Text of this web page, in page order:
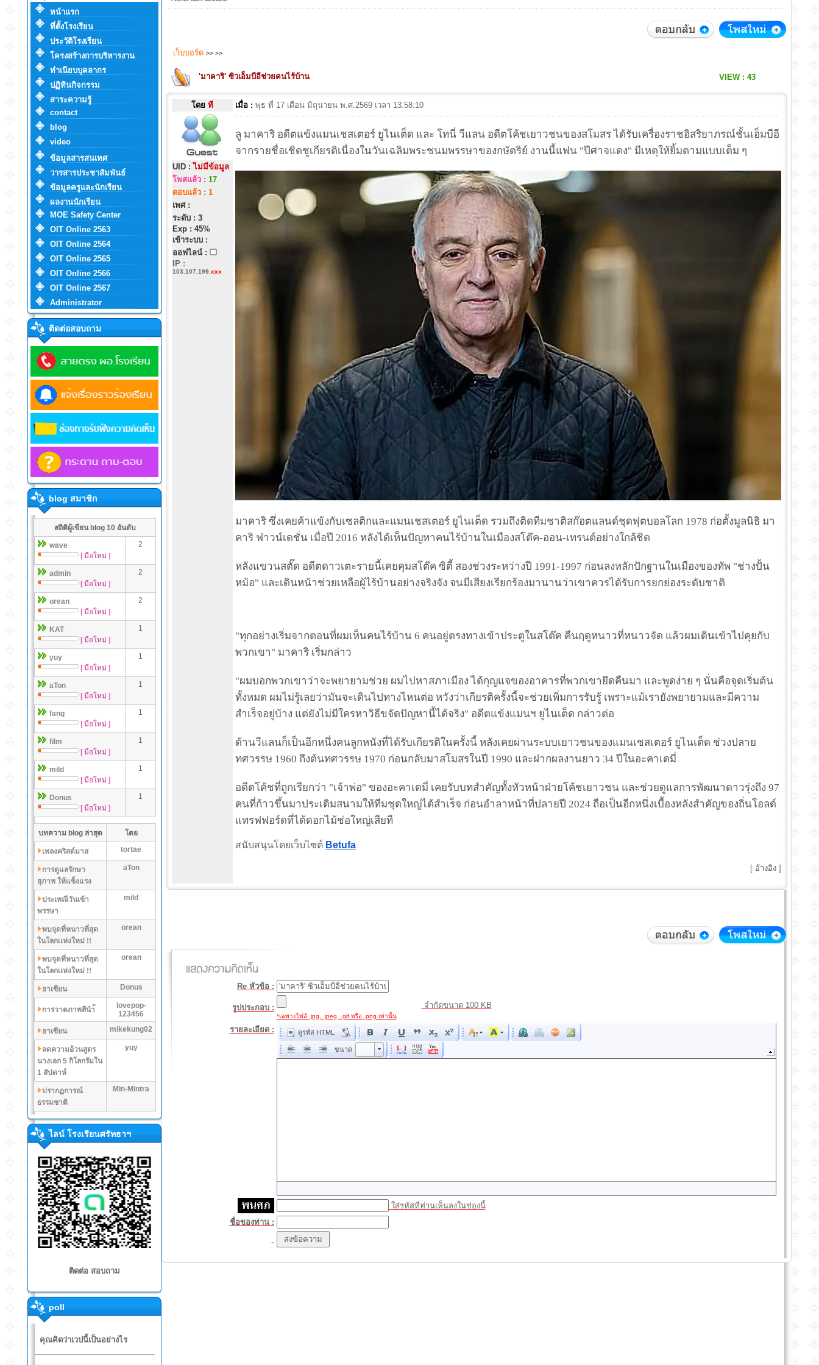
หน้าแรก
ที่ตั้งโรงเรียน
ประวัติโรงเรียน
โครงสร้างการบริหารงาน
ทำเนียบบุคลากร
ปฏิทินกิจกรรม
สาระความรู้
contact
blog
video
ข้อมูลสารสนเทศ
วารสารประชาสัมพันธ์
ข้อมูลครูและนักเรียน
ผลงานนักเรียน
MOE Safety Center
OIT Online 2563
OIT Online 2564
OIT Online 2565
OIT Online 2566
OIT Online 2567
Administrator
ติดต่อสอบถาม
blog สมาชิก
สถิติผู้เขียน blog 10 อันดับ
wave
[ มือใหม่ ]
2
admin
[ มือใหม่ ]
2
orean
[ มือใหม่ ]
2
KAT
[ มือใหม่ ]
1
yuy
[ มือใหม่ ]
1
aTon
[ มือใหม่ ]
1
fang
[ มือใหม่ ]
1
film
[ มือใหม่ ]
1
mild
[ มือใหม่ ]
1
Donus
[ มือใหม่ ]
1
บทความ blog ล่าสุด โดย
เพลงคริสต์มาส tortae
การดูแลรักษา
สุภาพ ให้แข็งแรง
aTon
ประเพณีวันเข้า
พรรษา
mild
พบจุดที่หนาวที่สุด
ในโลกเเห่งใหม่ !!
orean
พบจุดที่หนาวที่สุด
ในโลกเเห่งใหม่ !!
orean
อาเซียน Donus
การวาดภาพสีนำ้
lovepop-
123456
อาเซียน
mikekung02
ลดความอ้วนสูตร
นางเอก 5 กิโลกรัมใน
1 สัปดาห์
yuy
ปรากฏการณ์
ธรรมชาติ
Min-Mintra
ไลน์ โรงเรียนศรัทธาฯ
ติดต่อ สอบถาม
poll
คุณคิดว่าเวปนี้เป็นอย่างไร
เว็บบอร์ด >> >>
'มาคาริ' ซิวเอ็มบีอีช่วยคนไร้บ้าน VIEW : 43
โดย ที
UID :ไม่มีข้อมูล
โพสแล้ว : 17
ตอบแล้ว : 1
เพศ :
ระดับ : 3
Exp : 45%
เข้าระบบ :
ออฟไลน์ :
IP :
103.107.199. xxx
เมื่อ : พุธ ที่ 17 เดือน มิถุนายน พ.ศ.2569 เวลา 13:58:10
ลู มาคาริ อดีตแข้งแมนเชสเตอร์ ยูไนเต็ด และ โทนี่ วีแลน อดีตโค้ชเยาวชนของสโมสร ได้รับเครื่องราชอิสริยาภรณ์ชั้นเอ็มบีอี
จากรายชื่อเชิดชูเกียรติเนื่องในวันเฉลิมพระชนมพรรษาของกษัตริย์ งานนี้แฟน "ปีศาจแดง" มีเหตุให้ยิ้มตามแบบเต็ม ๆ
มาคาริ ซึ่งเคยค้าแข้งกับเซลติกและแมนเชสเตอร์ ยูไนเต็ด รวมถึงติดทีมชาติสก๊อตแลนด์ชุดฟุตบอลโลก 1978 ก่อตั้งมูลนิธิ มา
คาริ ฟาวน์เดชั่น เมื่อปี 2016 หลังได้เห็นปัญหาคนไร้บ้านในเมืองสโต๊ค-ออน-เทรนต์อย่างใกล้ชิด
หลังแขวนสตั๊ด อดีตดาวเตะรายนี้เคยคุมสโต๊ค ซิตี้ สองช่วงระหว่างปี 1991-1997 ก่อนลงหลักปักฐานในเมืองของทัพ "ช่างปั้น
หม้อ" และเดินหน้าช่วยเหลือผู้ไร้บ้านอย่างจริงจัง จนมีเสียงเรียกร้องมานานว่าเขาควรได้รับการยกย่องระดับชาติ
"ทุกอย่างเริ่มจากตอนที่ผมเห็นคนไร้บ้าน 6 คนอยู่ตรงทางเข้าประตูในสโต๊ค คืนฤดูหนาวที่หนาวจัด แล้วผมเดินเข้าไปคุยกับ
พวกเขา" มาคาริ เริ่มกล่าว
"ผมบอกพวกเขาว่าจะพยายามช่วย ผมไปหาสภาเมือง ได้กุญแจของอาคารที่พวกเขายึดคืนมา และพูดง่าย ๆ นั่นคือจุดเริ่มต้น
ทั้งหมด ผมไม่รู้เลยว่ามันจะเดินไปทางไหนต่อ หวังว่าเกียรติครั้งนี้จะช่วยเพิ่มการรับรู้ เพราะแม้เรายังพยายามและมีความ
สำเร็จอยู่บ้าง แต่ยังไม่มีใครหาวิธีขจัดปัญหานี้ได้จริง" อดีตแข้งแมนฯ ยูไนเต็ด กล่าวต่อ
ด้านวีแลนก็เป็นอีกหนึ่งคนลูกหนังที่ได้รับเกียรติในครั้งนี้ หลังเคยผ่านระบบเยาวชนของแมนเชสเตอร์ ยูไนเต็ด ช่วงปลาย
ทศวรรษ 1960 ถึงต้นทศวรรษ 1970 ก่อนกลับมาสโมสรในปี 1990 และฝากผลงานยาว 34 ปีในอะคาเดมี่
อดีตโค้ชที่ถูกเรียกว่า "เจ้าพ่อ" ของอะคาเดมี่ เคยรับบทสำคัญทั้งหัวหน้าฝ่ายโค้ชเยาวชน และช่วยดูแลการพัฒนาดาวรุ่งถึง 97
คนที่ก้าวขึ้นมาประเดิมสนามให้ทีมชุดใหญ่ได้สำเร็จ ก่อนอำลาหน้าที่ปลายปี 2024 ถือเป็นอีกหนึ่งเบื้องหลังสำคัญของถิ่นโอลด์
แทรฟฟอร์ดที่ได้ดอกไม้ช่อใหญ่เสียที
สนับสนุนโดยเว็บไซต์ Betufa
[ อ้างอิง ]
Re หัวข้อ :
รูปประกอบ : จำกัดขนาด 100 KB
*เฉพาะไฟล์ .jpg, .jpeg, .gif หรือ .png เท่านั้น
รายละเอียด : ดูรหัส HTML
ขนาด
ใส่รหัสที่ท่านเห็นลงในช่องนี้
ชื่อของท่าน :